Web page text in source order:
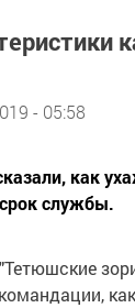
- 05:58
как
службы.